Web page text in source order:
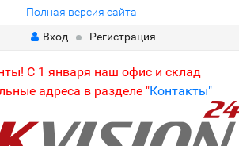
Полная версия сайта
Вход
Регистрация
С 1 января наш офис и склад
адреса в разделе "Контакты"